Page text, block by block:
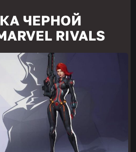
ЧЕРНОЙ
RIVALS